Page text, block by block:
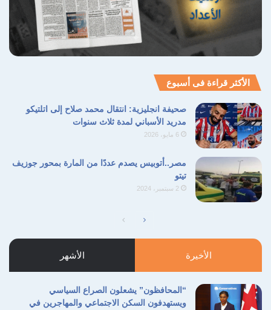
الأكثر قراءة فى أسبوع
صحيفة انجليزية: انتقال محمد صلاح إلى اتلتيكو
مدريد الأسباني لمدة ثلاث سنوات
6 مايو، 2026
مصر..أتوبيس يصدم عددًا من المارة بمحور جوزيف
تيتو
2 سبتمبر، 2024
الصفحةالصفحة
الأخيرة الأشهر
“المحافظون” يشعلون الصراع السياسي
ويستهدفون السكن الاجتماعي والمهاجرين في